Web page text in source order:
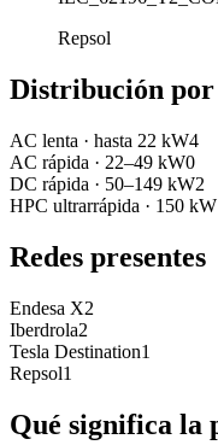
Repsol
Distribución por
AC lenta · hasta 22 kW4
AC rápida · 22–49 kW0
DC rápida · 50–149 kW2
HPC ultrarrápida · 150
Redes presentes
Endesa X2
Iberdrola2
Tesla Destination1
Repsol1
Qué significa la